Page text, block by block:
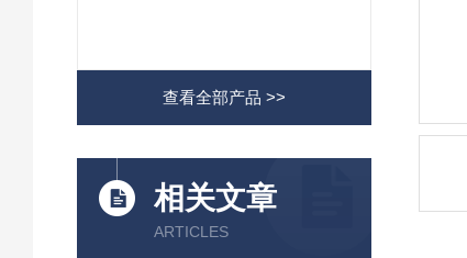
查看全部产品 >>
相关文章
ARTICLES